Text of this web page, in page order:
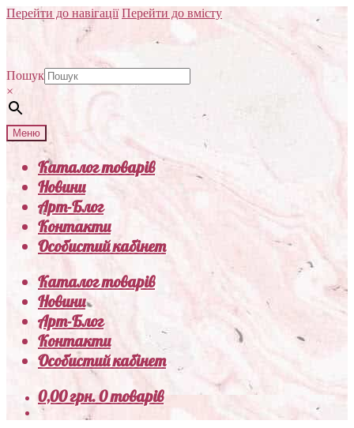
Перейти до навігації Перейти до вмісту
Пошук
×
Меню
Каталог товарів
Новини
Арт-Блог
Контакти
Особистий кабінет
Каталог товарів
Новини
Арт-Блог
Контакти
Особистий кабінет
0,00грн.0 товарів